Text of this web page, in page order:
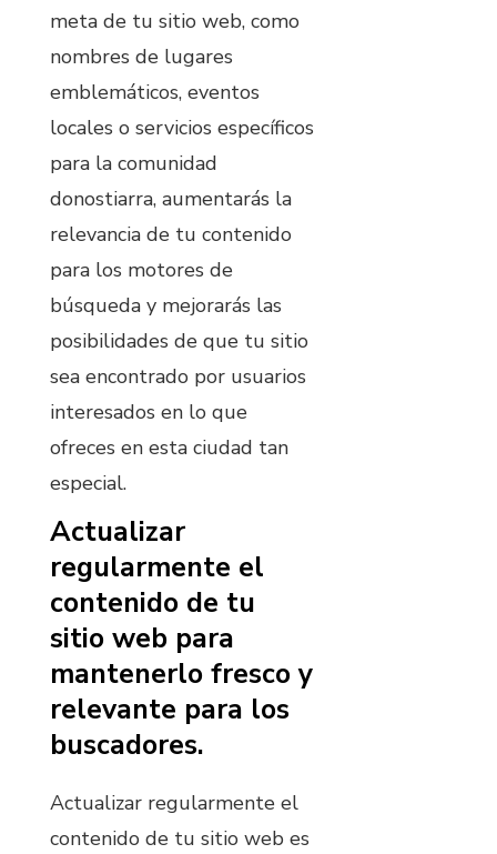
meta de tu sitio web, como
nombres de lugares
emblemáticos, eventos
locales o servicios específicos
para la comunidad
donostiarra, aumentarás la
relevancia de tu contenido
para los motores de
búsqueda y mejorarás las
posibilidades de que tu sitio
sea encontrado por usuarios
interesados en lo que
ofreces en esta ciudad tan
especial.
Actualizar
regularmente el
contenido de tu
sitio web para
mantenerlo fresco y
relevante para los
buscadores.
Actualizar regularmente el
contenido de tu sitio web es